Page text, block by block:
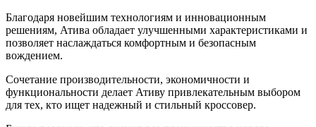
Благодаря новейшим технологиям и инновационным
решениям, Атива обладает улучшенными характеристиками и
позволяет наслаждаться комфортным и безопасным
вождением.
Сочетание производительности, экономичности и
функциональности делает Ативу привлекательным выбором
для тех, кто ищет надежный и стильный кроссовер.